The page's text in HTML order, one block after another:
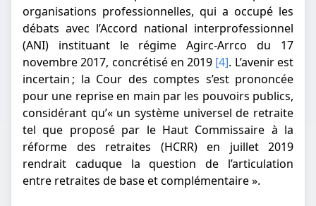
organisations professionnelles, qui a occupé les
débats avec l’Accord national interprofessionnel
(ANI) instituant le régime Agirc-Arrco du 17
novembre 2017, concrétisé en 2019 [4]. L’avenir est
incertain ; la Cour des comptes s’est prononcée
pour une reprise en main par les pouvoirs publics,
considérant qu’« un système universel de retraite
tel que proposé par le Haut Commissaire à la
réforme des retraites (HCRR) en juillet 2019
rendrait caduque la question de l’articulation
entre retraites de base et complémentaire ».